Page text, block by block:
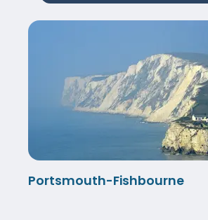
Portsmouth-Fishbourne